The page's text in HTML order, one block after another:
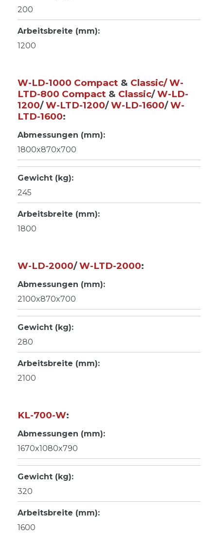
200
Arbeitsbreite (mm):
1200
W-LD-1000 Compact & Classic/W-
LTD-800 Compact & Classic/W-LD-
1200/W-LTD-1200/W-LD-1600/W-
LTD-1600:
Abmessungen (mm):
1800x870x700
Gewicht (kg):
245
Arbeitsbreite (mm):
1800
W-LD-2000/W-LTD-2000:
Abmessungen (mm):
2100x870x700
Gewicht (kg):
280
Arbeitsbreite (mm):
2100
KL-700-W:
Abmessungen (mm):
1670x1080x790
Gewicht (kg):
320
Arbeitsbreite (mm):
1600